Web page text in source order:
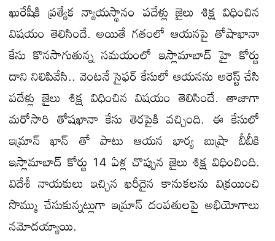
ఖురేషీకి ప్రత్యేక న్యాయస్థానం పదేళ్లు జైలు శిక్ష విధించిన
విషయం తెలిసిందే. అయితే గతంలో ఆయనపై తోషాఖానా
కేసు కొనసాగుతున్న సమయంలో ఇస్లామాబాద్ హై కోర్టు
దాని నిలిపివేసి.. వెంటనే సైఫర్ కేసులో ఆయనను అరెస్ట్ చేసి
పదేళ్లు జైలు శిక్ష విధించిన విషయం తెలిసిందే. తాజాగా
మరోసారి తోషఖానా కేసు తెరపైకి వచ్చింది. ఈ కేసులో
ఇమ్రాన్ ఖాన్ తో పాటు ఆయన భార్య బుష్రా బీబీకి
ఇస్లామాబాద్ కోర్టు 14 ఏళ్ల చొప్పున జైలు శిక్ష విధించింది.
విదేశీ నాయకులు ఇచ్చిన ఖరీదైన కానుకలను విక్రయించి
సొమ్ము చేసుకున్నట్లుగా ఇమ్రాన్ దంపతులపై అభియోగాలు
నమోదయ్యాయి.